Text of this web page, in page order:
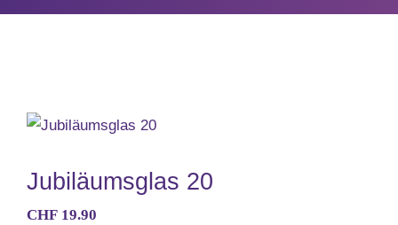
Jubiläumsglas 20
CHF19.90